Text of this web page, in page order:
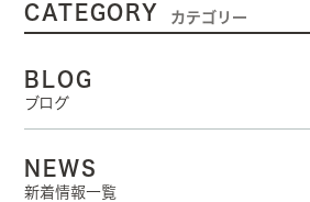
CATEGORY カテゴリー
BLOG
ブログ
NEWS
新着情報一覧